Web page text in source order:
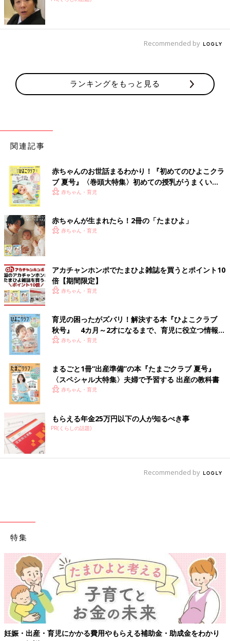
Recommended by
ランキングをもっと見る
関連記事
赤ちゃんのお世話まるわかり！『初めてのひよこクラ
ブ 夏号』〈巻頭大特集〉初めての授乳がうまくい
く！ おっぱい・ミルクの基本と夏のトラブル 解決テ
赤ちゃん・育児
赤ちゃんが生まれたら！2冊の「たまひよ」
赤ちゃん・育児
アカチャンホンポでたまひよ雑誌を買うとポイント10
倍【期間限定】
赤ちゃん・育児
育児の困ったがズバリ！解決する本『ひよこクラブ
秋号』 4カ月～2才になるまで、育児に役立つ情報が
いっぱい！
赤ちゃん・育児
まるごと1冊“出産準備”の本『たまごクラブ 夏号』
〈スペシャル大特集〉夫婦で予習する 出産の教科書
赤ちゃん・育児
もらえる年金25万円以下の人が知るべき事
PR(くらしの話題)
Recommended by
特集
かかる費用やもらえる補助金・助成金をわかり 【ワクチン接種